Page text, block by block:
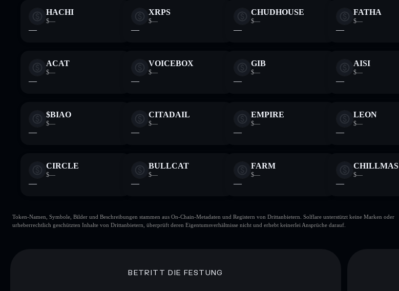
HACHI
$—
—
XRPS
$—
—
CHUDHOUSE
$—
—
FATHA
$—
—
ACAT
$—
—
VOICEBOX
$—
—
GIB
$—
—
AISI
$—
—
$BIAO
$—
—
CITADAIL
$—
—
EMPIRE
$—
—
LEON
$—
—
CIRCLE
$—
—
BULLCAT
$—
—
FARM
$—
—
CHILLMAS
$—
—
Token-Namen, Symbole, Bilder und Beschreibungen stammen aus On-Chain-Metadaten und Registern von Drittanbietern. Solflare unterstützt keine Marken oder
urheberrechtlich geschützten Inhalte von Drittanbietern, überprüft deren Eigentumsverhältnisse nicht und erhebt keinerlei Ansprüche darauf.
BETRITT DIE FESTUNG